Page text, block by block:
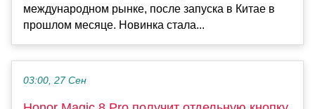
международном рынке, после запуска в Китае в
прошлом месяце. Новинка стала...
03:00, 27 Сен